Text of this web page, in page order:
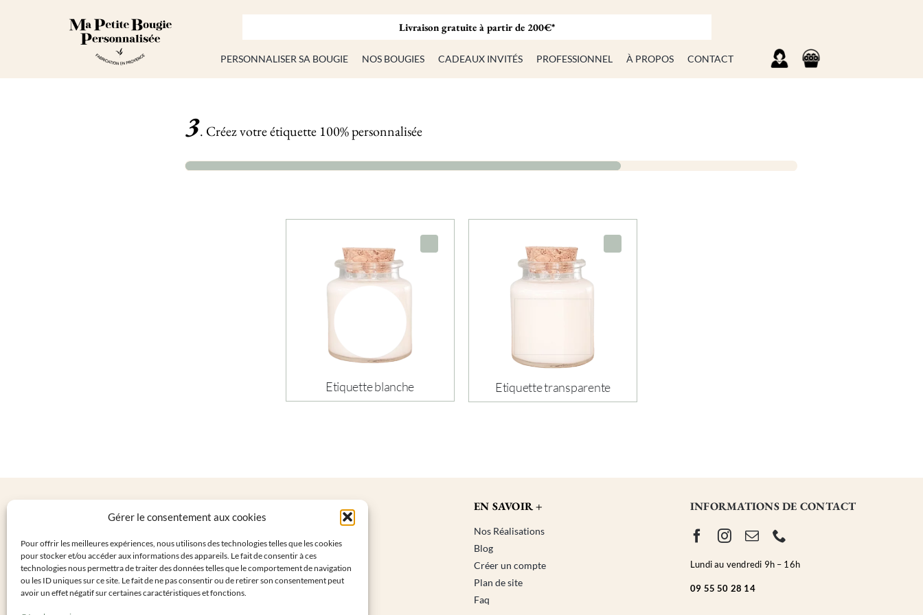
Gérer le consentement aux cookies
Pour offrir les meilleures expériences, nous utilisons des technologies telles que les cookies
pour stocker et/ou accéder aux informations des appareils. Le fait de consentir à ces
technologies nous permettra de traiter des données telles que le comportement de navigation
ou les ID uniques sur ce site. Le fait de ne pas consentir ou de retirer son consentement peut
avoir un effet négatif sur certaines caractéristiques et fonctions.
Livraison gratuite à partir de 200€*
PERSONNALISER SA BOUGIE NOS BOUGIES CADEAUX INVITÉS PROFESSIONNEL À PROPOS CONTACT
3. Créez votre étiquette 100% personnalisée
Etiquette blanche Etiquette transparente
Cadeaux invités
Mon compte
Livraisons
EN SAVOIR +
Nos Réalisations
Blog
Créer un compte
Plan de site
Faq
INFORMATIONS DE CONTACT
Lundi au vendredi 9h – 16h
09 55 50 28 14